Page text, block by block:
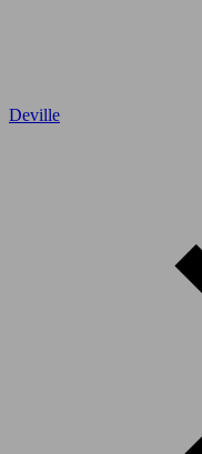
Deville